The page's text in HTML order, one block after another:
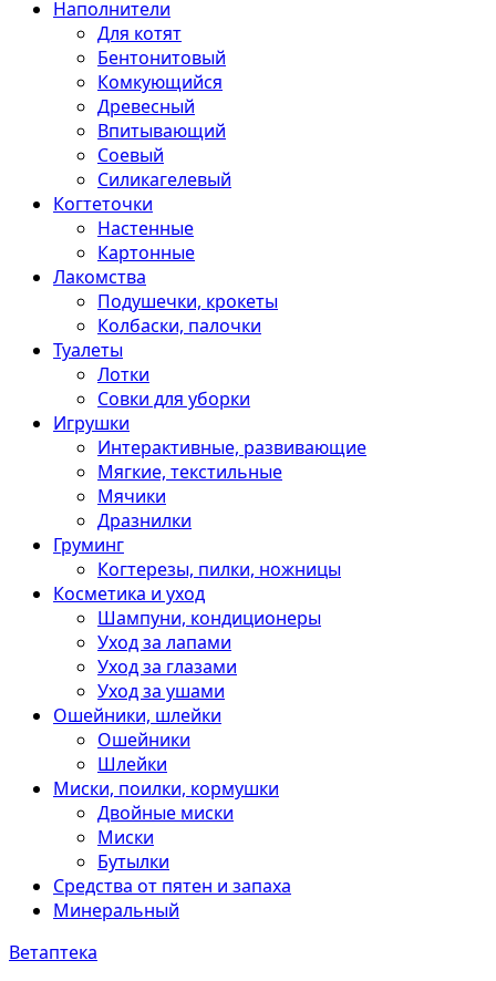
Наполнители
Для котят
Бентонитовый
Комкующийся
Древесный
Впитывающий
Соевый
Силикагелевый
Когтеточки
Настенные
Картонные
Лакомства
Подушечки, крокеты
Колбаски, палочки
Туалеты
Лотки
Совки для уборки
Игрушки
Интерактивные, развивающие
Мягкие, текстильные
Мячики
Дразнилки
Груминг
Когтерезы, пилки, ножницы
Косметика и уход
Шампуни, кондиционеры
Уход за лапами
Уход за глазами
Уход за ушами
Ошейники, шлейки
Ошейники
Шлейки
Миски, поилки, кормушки
Двойные миски
Миски
Бутылки
Средства от пятен и запаха
Минеральный
Ветаптека